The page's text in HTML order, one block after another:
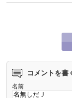
コメントを書
名前